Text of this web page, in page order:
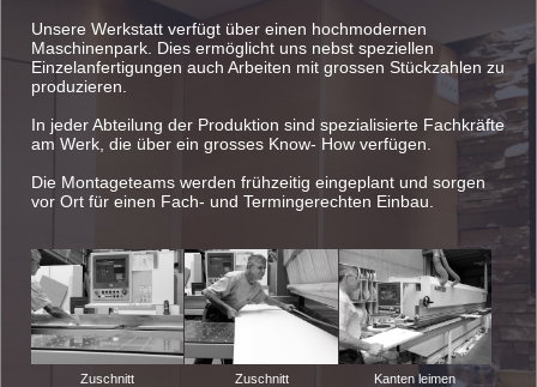
Unsere Werkstatt verfügt über einen hochmodernen
Maschinenpark. Dies ermöglicht uns nebst speziellen
Einzelanfertigungen auch Arbeiten mit grossen Stückzahlen zu
produzieren.
In jeder Abteilung der Produktion sind spezialisierte Fachkräfte
am Werk, die über ein grosses Know- How verfügen.
Die Montageteams werden frühzeitig eingeplant und sorgen
vor Ort für einen Fach- und Termingerechten Einbau.
Zuschnitt Zuschnitt Kanten leimen